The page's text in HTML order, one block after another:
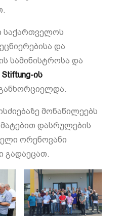
საქართველოს
და
სამინისტროსა და
Stiftung-ის
მონაწილეებს
დასრულების
ორენოვანი
გადაეცათ.